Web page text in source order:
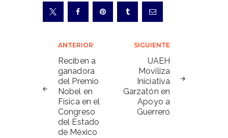
Navegación
de
entradas
ANTERIOR
Reciben a
ganadora
del Premio
Nobel en
Física en el
Congreso
del Estado
de México
SIGUIENTE
UAEH
Moviliza
Iniciativa
Garzatón en
Apoyo a
Guerrero